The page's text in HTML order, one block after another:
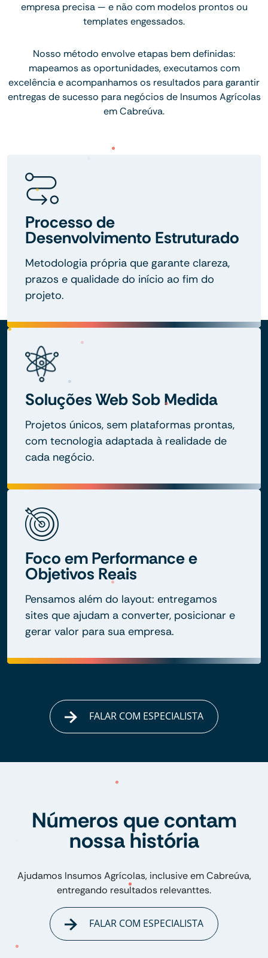
empresa precisa — e não com modelos prontos ou
templates engessados.
Nosso método envolve etapas bem definidas:
mapeamos as oportunidades, executamos com
excelência e acompanhamos os resultados para garantir
entregas de sucesso para negócios de Insumos Agrícolas
em Cabreúva.
Processo de
Desenvolvimento Estruturado
Metodologia própria que garante clareza,
prazos e qualidade do início ao fim do
projeto.
Soluções Web Sob Medida
Projetos únicos, sem plataformas prontas,
com tecnologia adaptada à realidade de
cada negócio.
Foco em Performance e
Objetivos Reais
Pensamos além do layout: entregamos
sites que ajudam a converter, posicionar e
gerar valor para sua empresa.
FALAR COM ESPECIALISTA
Números que contam
nossa história
Ajudamos Insumos Agrícolas, inclusive em Cabreúva,
entregando resultados relevanttes.
FALAR COM ESPECIALISTA